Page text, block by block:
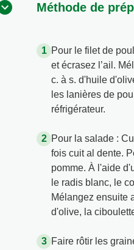
Méthode de
Pour le filet de
et écrasez l’ail.
c. à s. d'huile
les lanières de
réfrigérateur.
Pour la salade :
fois cuit al dente.
pomme. À l'aide
le radis blanc, le
Mélangez ensuite
d'olive, la
Faire rôtir les